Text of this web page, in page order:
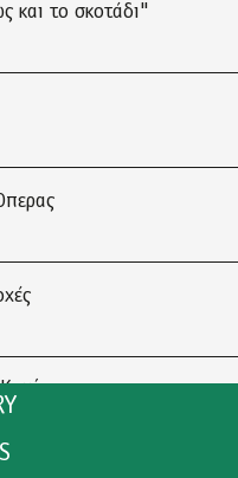
και το σκοτάδι"